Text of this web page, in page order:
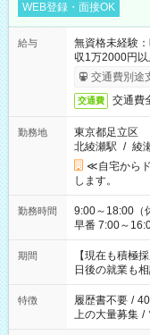
WEB登録・面接OK
給与
無資格未経験
収1万2000円以
交通費別途
交通費 交通費
勤務地
東京都足立区
北綾瀬駅 / 綾
≪自宅から
します。
勤務時間
9:00～18:00（休憩60分） ■ご希望が
早番 7:00～16:00 遅番
い」 「余裕を
たくない」 など、
の方へ 今ご覧
の勤務時間。
期間
【現在も積極
日後の就業も
特徴 履歴書不要 /
上の大量募集 /